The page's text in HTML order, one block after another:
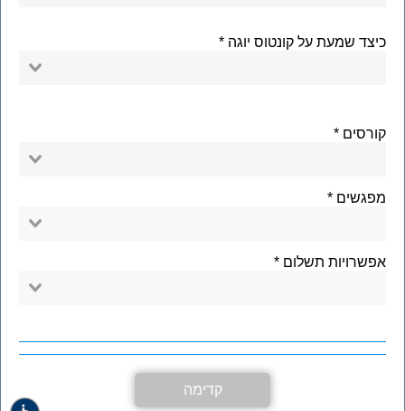
כיצד שמעת על קונטוס יוגה
קורסים
מפגשים
אפשרויות תשלום
קדימה